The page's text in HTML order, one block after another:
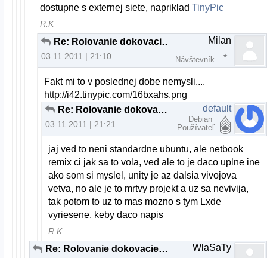
dostupne s externej siete, naprikladTinyPic
R.K
Re: Rolovanie dokovacieho panelu a "plocha"
03.11.2011 | 21:10
Milan
Návštevník
Fakt mi to v poslednej dobe nemysli....
http://i42.tinypic.com/16bxahs.png
Re: Rolovanie dokovacieho panelu a "plocha"
03.11.2011 | 21:21
default
Debian
Používateľ
jaj ved to neni standardne ubuntu, ale netbook
remix ci jak sa to vola, ved ale to je daco uplne ine
ako som si myslel, unity je az dalsia vivojova
vetva, no ale je to mrtvy projekt a uz sa nevivija,
tak potom to uz to mas mozno s tym Lxde
vyriesene, keby daco napis
R.K
Re: Rolovanie dokovacieho panelu a "plocha" WlaSaTy